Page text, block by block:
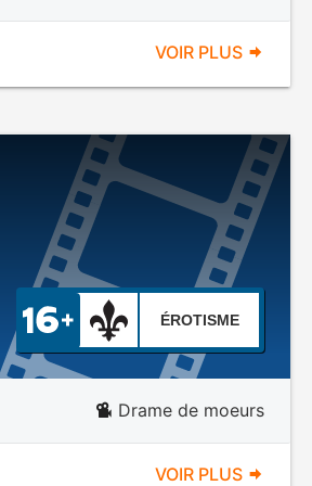
VOIR PLUS
ÉROTISME
Drame de moeurs
VOIR PLUS